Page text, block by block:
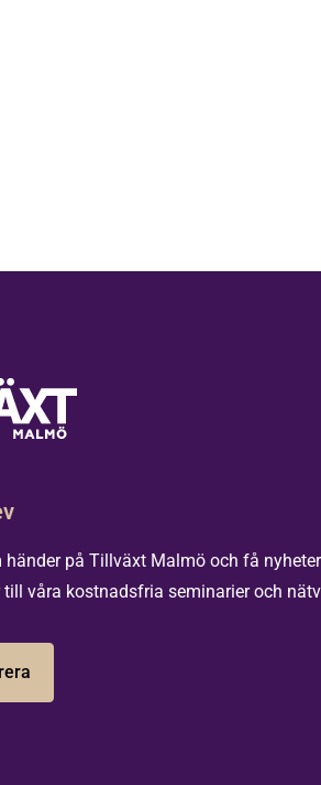
händer på Tillväxt Malmö och få
våra kostnadsfria seminarier och